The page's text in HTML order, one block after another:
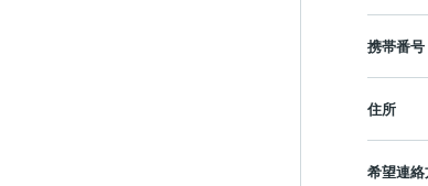
携帯番号
住所
希望連絡